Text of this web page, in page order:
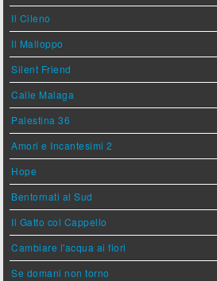
Il Cileno
Il Malloppo
Silent Friend
Calle Malaga
Palestina 36
Amori e Incantesimi 2
Hope
Bentornati al Sud
Il Gatto col Cappello
Cambiare l'acqua ai fiori
Se domani non torno